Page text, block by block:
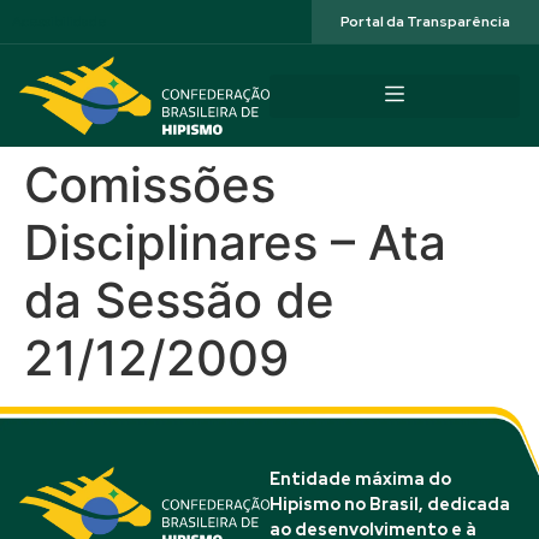
Portal da Transparência
Comissões
Disciplinares – Ata
da Sessão de
21/12/2009
Entidade máxima do
Hipismo no Brasil, dedicada
ao desenvolvimento e à